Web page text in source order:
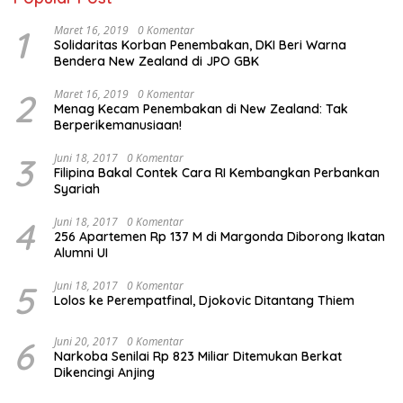
1 Maret 16, 2019 0 Komentar
Solidaritas Korban Penembakan, DKI Beri Warna
Bendera New Zealand di JPO GBK
2 Maret 16, 2019 0 Komentar
Menag Kecam Penembakan di New Zealand: Tak
Berperikemanusiaan!
3 Juni 18, 2017 0 Komentar
Filipina Bakal Contek Cara RI Kembangkan Perbankan
Syariah
4 Juni 18, 2017 0 Komentar
256 Apartemen Rp 137 M di Margonda Diborong Ikatan
Alumni UI
5 Juni 18, 2017 0 Komentar
Lolos ke Perempatfinal, Djokovic Ditantang Thiem
6 Juni 20, 2017 0 Komentar
Narkoba Senilai Rp 823 Miliar Ditemukan Berkat
Dikencingi Anjing